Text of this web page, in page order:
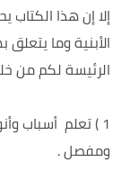
إلا إن هذا
الأبنية وما
الرئيسة لكم من
1 ) تعلم أسباب
ومفصل .